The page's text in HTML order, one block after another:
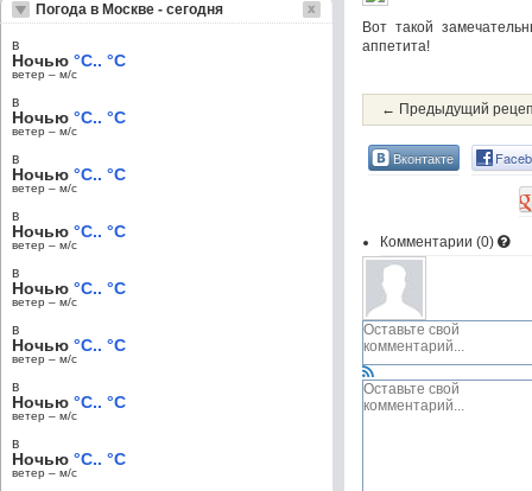
Вот такой
аппетита!
← Предыдущий
Вконтакте
Комментарии (0)
Погода в Москве - сегодня
в
Ночью °C.. °C
ветер – м/c
в
Ночью °C.. °C
ветер – м/c
в
Ночью °C.. °C
ветер – м/c
в
Ночью °C.. °C
ветер – м/c
в
Ночью °C.. °C
ветер – м/c
в
Ночью °C.. °C
ветер – м/c
в
Ночью °C.. °C
ветер – м/c
в
Ночью °C.. °C
ветер – м/c